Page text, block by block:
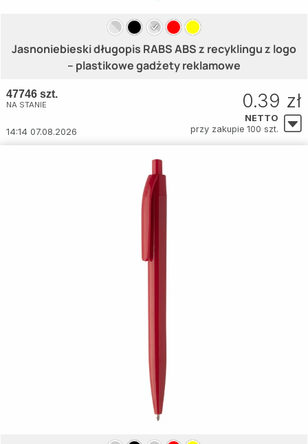
Jasnoniebieski długopis RABS ABS z recyklingu z logo
– plastikowe gadżety reklamowe
47746 szt.
NA STANIE
14:14 07.08.2026
0.39 zł
NETTO
przy zakupie 100 szt.